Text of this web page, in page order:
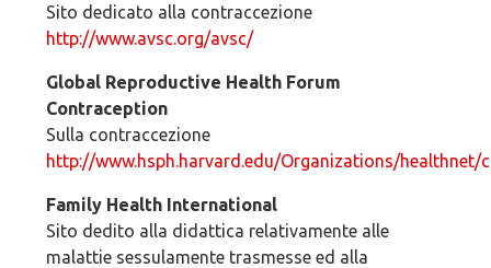
Sito dedicato alla contraccezione
http://www.avsc.org/avsc/
Global Reproductive Health Forum
Contraception
Sulla contraccezione
http://www.hsph.harvard.edu/Organizations/
Family Health International
Sito dedito alla didattica relativamente alle
malattie sessulamente trasmesse ed alla